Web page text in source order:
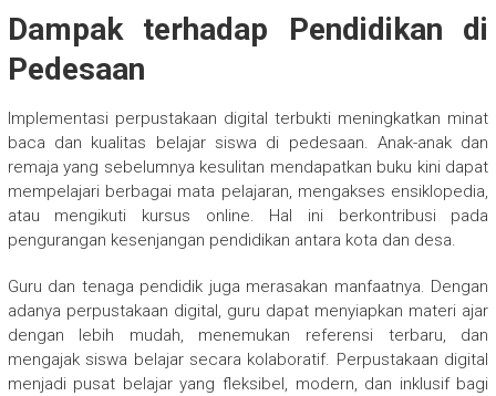
Dampak terhadap Pendidikan di
Pedesaan
Implementasi perpustakaan digital terbukti meningkatkan minat
baca dan kualitas belajar siswa di pedesaan. Anak-anak dan
remaja yang sebelumnya kesulitan mendapatkan buku kini dapat
mempelajari berbagai mata pelajaran, mengakses ensiklopedia,
atau mengikuti kursus online. Hal ini berkontribusi pada
pengurangan kesenjangan pendidikan antara kota dan desa.
Guru dan tenaga pendidik juga merasakan manfaatnya. Dengan
adanya perpustakaan digital, guru dapat menyiapkan materi ajar
dengan lebih mudah, menemukan referensi terbaru, dan
mengajak siswa belajar secara kolaboratif. Perpustakaan digital
menjadi pusat belajar yang fleksibel, modern, dan inklusif bagi